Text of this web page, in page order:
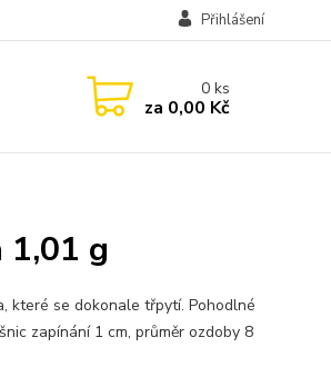
Přihlášení
0ks
za 0,00 Kč
g
které se dokonale třpytí. Pohodlné
zapínání 1 cm, průměr ozdoby 8